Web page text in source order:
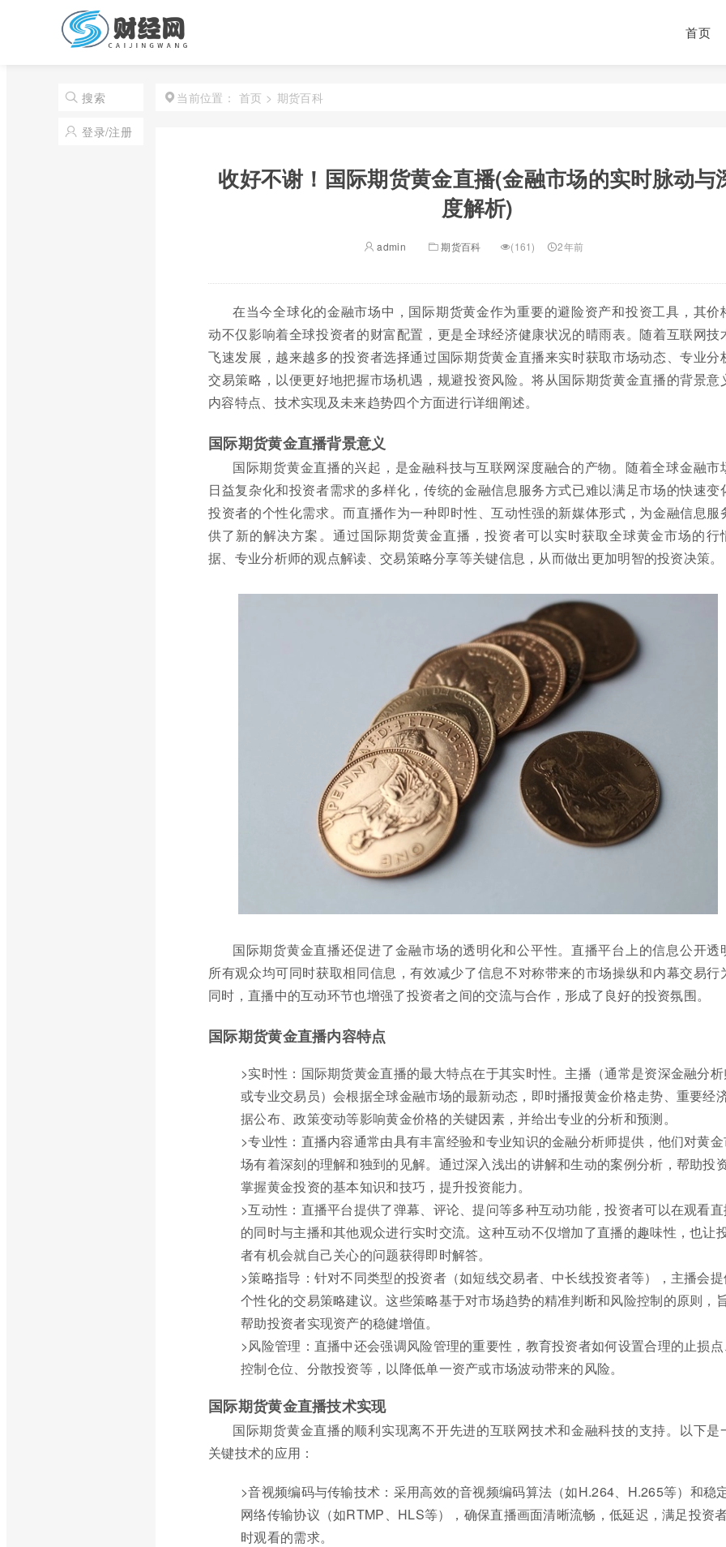
首页
搜索
登录/注册
当前位置： 首页 > 期货百科
收好不谢！国际期货黄金直播(金融市场的实时脉动与
度解析)
admin 期货百科 (161) 2年前
在当今全球化的金融市场中，国际期货黄金作为重要的避险资产和投资工具，其价
动不仅影响着全球投资者的财富配置，更是全球经济健康状况的晴雨表。随着互联网技
飞速发展，越来越多的投资者选择通过国际期货黄金直播来实时获取市场动态、专业分
交易策略，以便更好地把握市场机遇，规避投资风险。将从国际期货黄金直播的背景意
内容特点、技术实现及未来趋势四个方面进行详细阐述。
国际期货黄金直播背景意义
国际期货黄金直播的兴起，是金融科技与互联网深度融合的产物。随着全球金融市
日益复杂化和投资者需求的多样化，传统的金融信息服务方式已难以满足市场的快速变
投资者的个性化需求。而直播作为一种即时性、互动性强的新媒体形式，为金融信息服
供了新的解决方案。通过国际期货黄金直播，投资者可以实时获取全球黄金市场的行
据、专业分析师的观点解读、交易策略分享等关键信息，从而做出更加明智的投资决策。
国际期货黄金直播还促进了金融市场的透明化和公平性。直播平台上的信息公开透
所有观众均可同时获取相同信息，有效减少了信息不对称带来的市场操纵和内幕交易行
同时，直播中的互动环节也增强了投资者之间的交流与合作，形成了良好的投资氛围。
国际期货黄金直播内容特点
>实时性：国际期货黄金直播的最大特点在于其实时性。主播（通常是资深金融分
或专业交易员）会根据全球金融市场的最新动态，即时播报黄金价格走势、重要经
据公布、政策变动等影响黄金价格的关键因素，并给出专业的分析和预测。
>专业性：直播内容通常由具有丰富经验和专业知识的金融分析师提供，他们对黄
场有着深刻的理解和独到的见解。通过深入浅出的讲解和生动的案例分析，帮助投
掌握黄金投资的基本知识和技巧，提升投资能力。
>互动性：直播平台提供了弹幕、评论、提问等多种互动功能，投资者可以在观看直
的同时与主播和其他观众进行实时交流。这种互动不仅增加了直播的趣味性，也让
者有机会就自己关心的问题获得即时解答。
>策略指导：针对不同类型的投资者（如短线交易者、中长线投资者等），主播会
个性化的交易策略建议。这些策略基于对市场趋势的精准判断和风险控制的原则，
帮助投资者实现资产的稳健增值。
>风险管理：直播中还会强调风险管理的重要性，教育投资者如何设置合理的止损点
控制仓位、分散投资等，以降低单一资产或市场波动带来的风险。
国际期货黄金直播技术实现
国际期货黄金直播的顺利实现离不开先进的互联网技术和金融科技的支持。以下是
关键技术的应用：
>音视频编码与传输技术：采用高效的音视频编码算法（如H.264、H.265等）和稳
网络传输协议（如RTMP、HLS等），确保直播画面清晰流畅，低延迟，满足投资
时观看的需求。